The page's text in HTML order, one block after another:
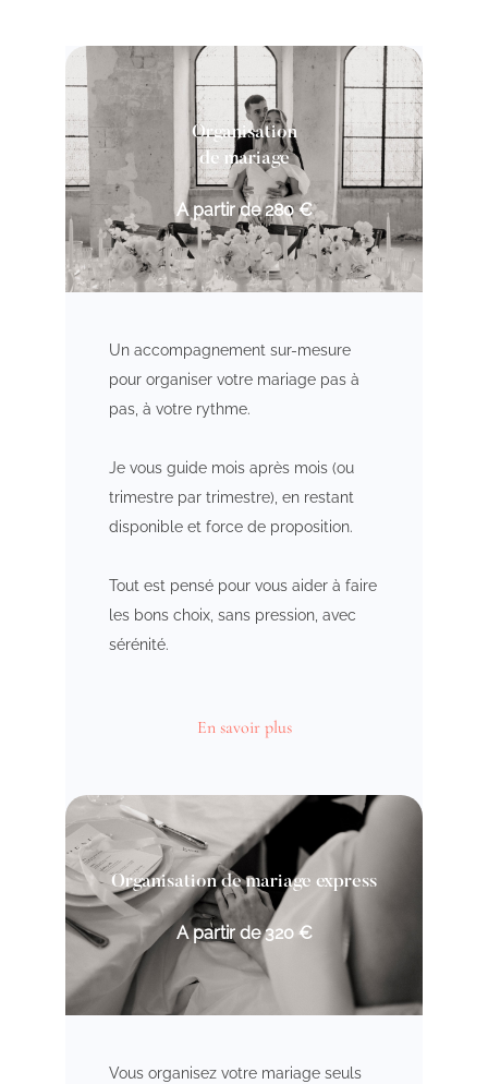
Organisation
de mariage
A partir de 280 €
Un accompagnement sur-mesure
pour organiser votre mariage pas à
pas, à votre rythme.
Je vous guide mois après mois (ou
trimestre par trimestre), en restant
disponible et force de proposition.
Tout est pensé pour vous aider à faire
les bons choix, sans pression, avec
sérénité.
En savoir plus
Organisation de mariage express
A partir de 320 €
Vous organisez votre mariage seuls